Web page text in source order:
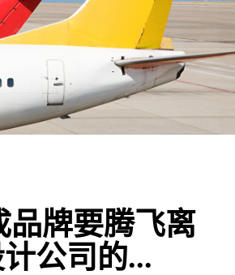
品牌要腾飞离
公司的...